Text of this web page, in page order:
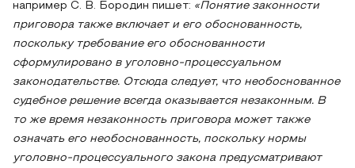
например С. В. Бородин пишет: «Понятие законности
приговора также включает и его обоснованность,
поскольку требование его обоснованности
сформулировано в уголовно-процессуальном
законодательстве. Отсюда следует, что необоснованное
судебное решение всегда оказывается незаконным. В
то же время незаконность приговора может также
означать его необоснованность, поскольку нормы
уголовно-процессуального закона предусматривают